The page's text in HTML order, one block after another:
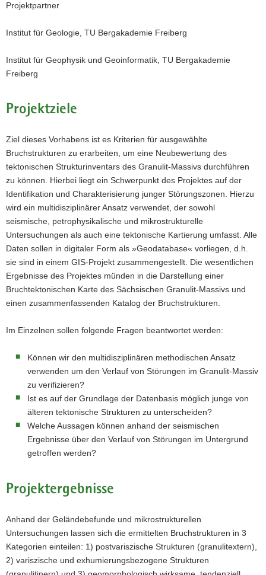
Projektpartner
Institut für Geologie, TU Bergakademie Freiberg
Institut für Geophysik und Geoinformatik, TU Bergakademie
Freiberg
Projektziele
Ziel dieses Vorhabens ist es Kriterien für ausgewählte
Bruchstrukturen zu erarbeiten, um eine Neubewertung des
tektonischen Strukturinventars des Granulit-Massivs durchführen
zu können. Hierbei liegt ein Schwerpunkt des Projektes auf der
Identifikation und Charakterisierung junger Störungszonen. Hierzu
wird ein multidisziplinärer Ansatz verwendet, der sowohl
seismische, petrophysikalische und mikrostrukturelle
Untersuchungen als auch eine tektonische Kartierung umfasst. Alle
Daten sollen in digitaler Form als »Geodatabase« vorliegen, d.h.
sie sind in einem GIS-Projekt zusammengestellt. Die wesentlichen
Ergebnisse des Projektes münden in die Darstellung einer
Bruchtektonischen Karte des Sächsischen Granulit-Massivs und
einen zusammenfassenden Katalog der Bruchstrukturen.
Im Einzelnen sollen folgende Fragen beantwortet werden:
Können wir den multidisziplinären methodischen Ansatz
verwenden um den Verlauf von Störungen im Granulit-Massiv
zu verifizieren?
Ist es auf der Grundlage der Datenbasis möglich junge von
älteren tektonische Strukturen zu unterscheiden?
Welche Aussagen können anhand der seismischen
Ergebnisse über den Verlauf von Störungen im Untergrund
getroffen werden?
Projektergebnisse
Anhand der Geländebefunde und mikrostrukturellen
Untersuchungen lassen sich die ermittelten Bruchstrukturen in 3
Kategorien einteilen: 1) postvariszische Strukturen (granulitextern),
2) variszische und exhumierungsbezogene Strukturen